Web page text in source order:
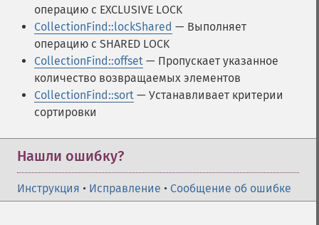
операцию с EXCLUSIVE LOCK
CollectionFind::lockShared — Выполняет
операцию с SHARED LOCK
CollectionFind::offset — Пропускает указанное
количество возвращаемых элементов
CollectionFind::sort — Устанавливает критерии
сортировки
Нашли ошибку?
Инструкция • Исправление • Сообщение об ошибке